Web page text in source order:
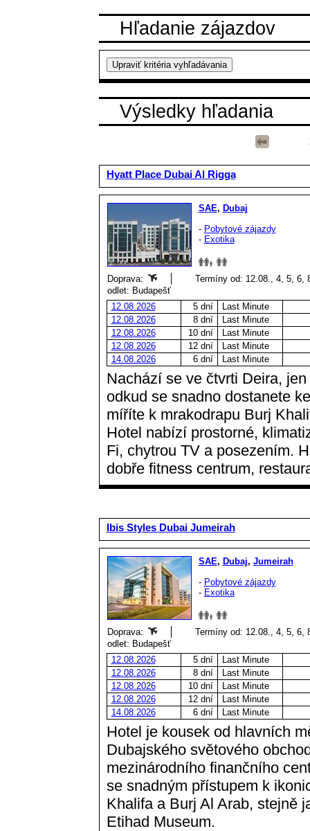
Hľadanie zájazdov
Výsledky hľadania
Hyatt Place Dubai Al Rigga
SAE, Dubaj
- Pobytové zájazdy
- Exotika
Doprava:
Termíny od: 12.08., 4, 5, 6,
odlet: Budapešť
12.08.2026
5 dní
Last Minute
12.08.2026
8 dní
Last Minute
12.08.2026
10 dní
Last Minute
12.08.2026
12 dní
Last Minute
14.08.2026
6 dní Last Minute
Nachází se ve čtvrti Deira,
odkud se snadno dostanete
míříte k mrakodrapu Burj
Hotel nabízí prostorné,
Fi, chytrou TV a posezením.
dobře fitness centrum,
Ibis Styles Dubai Jumeirah
SAE, Dubaj, Jumeirah
- Pobytové zájazdy
- Exotika
Doprava:
Termíny od: 12.08., 4, 5, 6,
odlet: Budapešť
12.08.2026
5 dní
Last Minute
12.08.2026
8 dní
Last Minute
12.08.2026
10 dní
Last Minute
12.08.2026
12 dní
Last Minute
14.08.2026
6 dní Last Minute
Hotel je kousek od hlavních
Dubajského světového
mezinárodního finančního
se snadným přístupem k
Khalifa a Burj Al Arab, stejně
Etihad Museum.